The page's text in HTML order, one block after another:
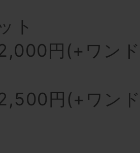
ト
円(+ワン
円(+ワン